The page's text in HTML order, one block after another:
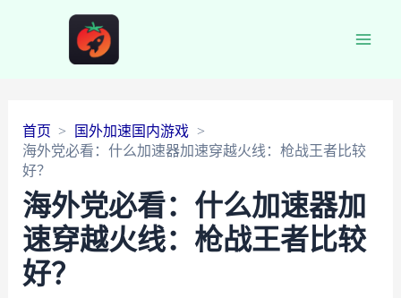
首页
国外加速国内游戏
海外党必看：什么加速器加速穿越火线：枪战王者比较
好？
海外党必看：什么加速器加
速穿越火线：枪战王者比较
好？